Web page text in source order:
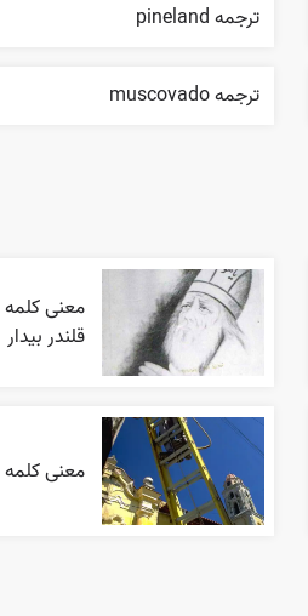
ترجمه pineland
ترجمه muscovado
معنی
قلندر بیدار
معنی کلمه